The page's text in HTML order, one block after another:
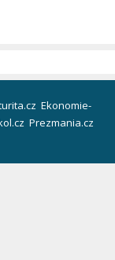
Ekonomie-
Prezmania.cz